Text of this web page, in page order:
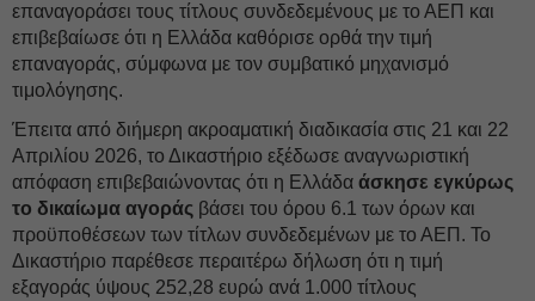
επαναγοράσει τους τίτλους συνδεδεμένους με το ΑΕΠ και
επιβεβαίωσε ότι η Ελλάδα καθόρισε ορθά την τιμή
επαναγοράς, σύμφωνα με τον συμβατικό μηχανισμό
τιμολόγησης.
Έπειτα από διήμερη ακροαματική διαδικασία στις 21 και 22
Απριλίου 2026, το Δικαστήριο εξέδωσε αναγνωριστική
απόφαση επιβεβαιώνοντας ότι η Ελλάδα άσκησε εγκύρως
το δικαίωμα αγοράς βάσει του όρου 6.1 των όρων και
προϋποθέσεων των τίτλων συνδεδεμένων με το ΑΕΠ. Το
Δικαστήριο παρέθεσε περαιτέρω δήλωση ότι η τιμή
εξαγοράς ύψους 252,28 ευρώ ανά 1.000 τίτλους